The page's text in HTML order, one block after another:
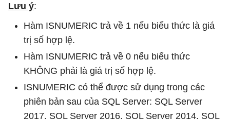
Lưu ý:
Hàm ISNUMERIC trả về 1 nếu biểu thức là giá
trị số hợp lệ.
Hàm ISNUMERIC trả về 0 nếu biểu thức
KHÔNG phải là giá trị số hợp lệ.
ISNUMERIC có thể được sử dụng trong các
phiên bản sau của SQL Server: SQL Server
2017, SQL Server 2016, SQL Server 2014, SQL